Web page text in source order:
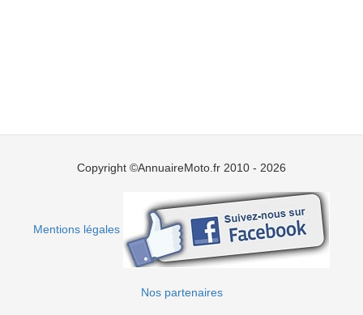
Copyright ©AnnuaireMoto.fr 2010 - 2026
Mentions légales
Nos partenaires